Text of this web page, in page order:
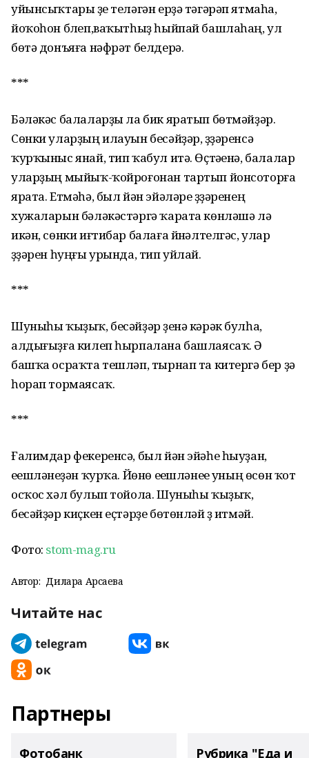
уйынсыҡтары үҙе теләгән ерҙә тәгәрәп ятмаһа,
йоҡоһон бүлеп,ваҡытһыҙ һыйпай башлаһаң, ул
бөтә донъяға нәфрәт белдерә.
***
Бәләкәс балаларҙы ла бик яратып бөтмәйҙәр.
Сөнки уларҙың илауын бесәйҙәр, үҙҙәренсә
ҡурҡыныс янай, тип ҡабул итә. Өҫтәүенә, балалар
уларҙың мыйыҡ-ҡойроғонан тартып йонсоторға
ярата. Етмәһә, был йән эйәләре үҙҙәренең
хужаларын бәләкәстәргә ҡарата көнләшә лә
икән, сөнки иғтибар балаға йүнәлтелгәс, улар
үҙҙәрен һуңғы урында, тип уйлай.
***
Шуныһы ҡыҙыҡ, бесәйҙәр үҙенә кәрәк булһа,
алдығыҙға килеп һырпалана башлаясаҡ. Ә
башҡа осраҡта тешләп, тырнап та китергә бер ҙә
һорап тормаясаҡ.
***
Ғалимдар фекеренсә, был йән эйәһе һыуҙан,
еүешләнеүҙән ҡурҡа. Йөнө еүешләнеүе уның өсөн ҡот
осҡос хәл булып тойола. Шуныһы ҡыҙыҡ,
бесәйҙәр киҫкен еҫтәрҙе бөтөнләй үҙ итмәй.
Фото: stom-mag.ru
Автор: Дилара Арсаева
Читайте нас
Партнеры
Фотобанк Рубрика "Еда и